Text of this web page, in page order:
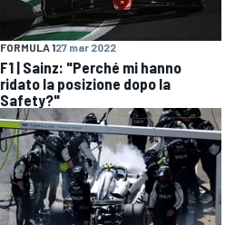
FORMULA 127 mar 2022
F1 | Sainz: "Perché mi hanno
ridato la posizione dopo la
Safety?"